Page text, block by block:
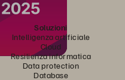
Soluzioni
Intelligenza artificiale
Cloud
Resilienza informatica
Data protection
Database